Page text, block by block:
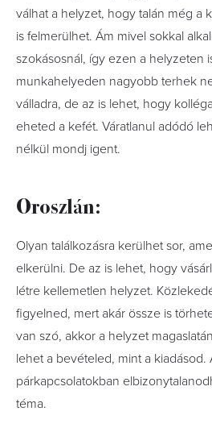
válhat a helyzet, hogy talán még a
is felmerülhet. Ám mivel sokkal
szokásosnál, így ezen a helyzeten
munkahelyeden nagyobb terhek
válladra, de az is lehet, hogy
eheted a kefét. Váratlanul adódó
nélkül mondj igent.
Oroszlán:
Olyan találkozásra kerülhet sor,
elkerülni. De az is lehet, hogy
létre kellemetlen helyzet.
figyelned, mert akár össze is
van szó, akkor a helyzet
lehet a bevételed, mint a kiadásod.
párkapcsolatokban
téma.